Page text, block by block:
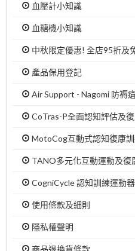
血壓計小知識
血糖機小知識
中秋限定優惠! 全店95折及
產品保用登記
Air Support - Nagomi 防褥
CoTras-P全面認知評估及
MotoCog互動式認知復康
TANO多元化互動運動及復
CogniCycle 認知訓練運動
使用條款及細則
隱私權聲明